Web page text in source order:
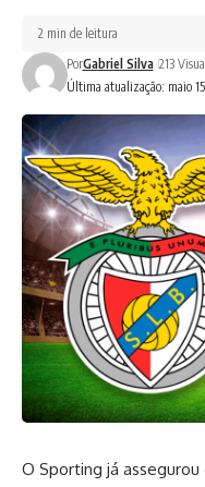
Última atualização: maio
PorGabriel Silva 213
2 min de leitura
O Sporting já